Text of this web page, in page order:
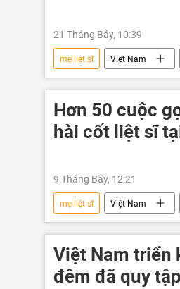
21 Tháng Bảy, 10:39
mẹ liệt sĩ Việt Nam
thương binh liệt sĩ
Hơn 50 cuộc
hài cốt liệt sĩ
9 Tháng Bảy, 12:21
mẹ liệt sĩ Việt Nam
chiến tranh
chiến
Việt Nam triển
đêm đã quy